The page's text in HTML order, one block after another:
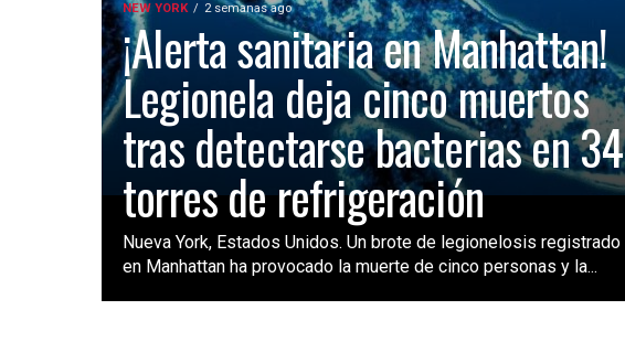
NEW YORK 2 semanas ago
¡Alerta sanitaria en Manhattan!
Legionela deja cinco muertos
tras detectarse bacterias en 34
torres de refrigeración
Nueva York, Estados Unidos. Un brote de legionelosis registrado
en Manhattan ha provocado la muerte de cinco personas y la...